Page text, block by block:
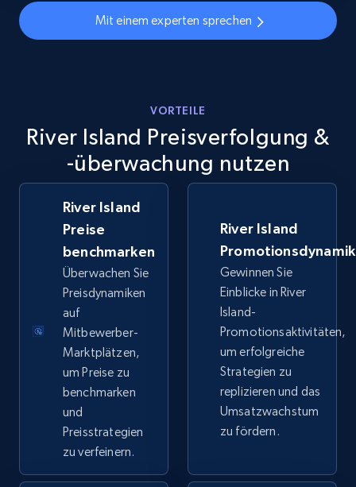
URL, Final price, Sku, Currency, Gtin,
Specifications, Image urls, Top reviews, and
more.
Walmart - products - Discover products by
using sku numbers
URL, Final price, Sku, Currency, Gtin,
Specifications, Image urls, Top reviews, and
Jetzt anfangen
TikTok Shop
URL, Title, Available, Description, Currency, Initial
price, Final price, Discount percent, and more.
5.4K+ 667+
Mit einem experten sprechen
VORTEILE
River Island Preisverfolgung &
-überwachung nutzen
River Island
Preise
benchmarken
Überwachen Sie
Preisdynamiken
auf
Mitbewerber-
Marktplätzen,
um Preise zu
benchmarken
und
Preisstrategien
zu verfeinern.
River Island
Gewinnen Sie
Einblicke in River
Island-
Promotionsaktivitäten,
um erfolgreiche
Strategien zu
replizieren und das
Umsatzwachstum
zu fördern.